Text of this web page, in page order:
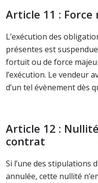
Article 11 : Force
L’exécution des
présentes est
fortuit ou de force
l’exécution. Le vendeur
d’un tel évènement dès
Article 12 :
contrat
Si l’une des stipulations
annulée, cette nullité